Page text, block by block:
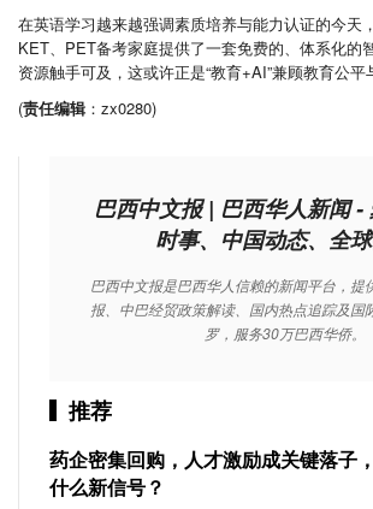
在英语学习越来越强调素质培养与能力认证的今天
KET、PET备考家庭提供了一套免费的、体系化的
资源触手可及，这或许正是“教育+AI”兼顾教育公平
(责任编辑 ：zx0280)
巴西中文报 | 巴西华人新闻 -
时事、中国动态、全
巴西中文报是巴西华人信赖的新闻平台，提
报、中巴经贸政策解读、国内热点追踪及国
罗，服务30万巴西华侨。
推荐
药企密集回购，人才激励成关键落子
什么新信号？